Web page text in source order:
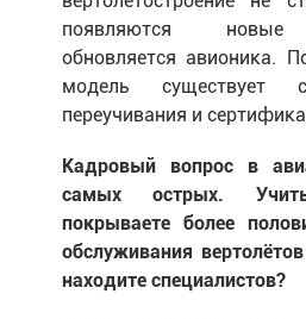
появляются новые
обновляется авионика.
модель существует
переучивания и
Кадровый вопрос в
самых острых.
покрываете более
обслуживания
находите специалистов?